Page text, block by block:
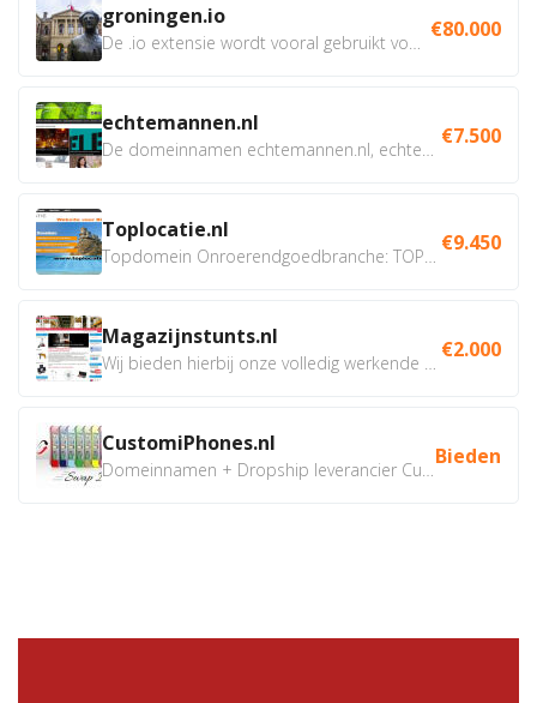
groningen.io €80.000
echtemannen.nl €7.500
Toplocatie.nl €9.450
Magazijnstunts.nl €2.000
CustomiPhones.nl Bieden